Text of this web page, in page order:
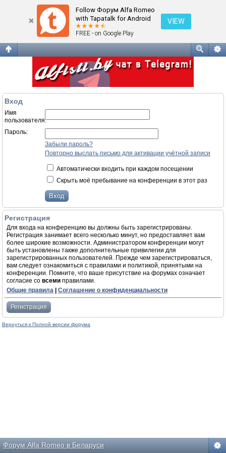
Follow Форум Alfa Romeo
with Tapatalk for Android
FREE - on Google Play
VIEW
Вход
Имя
пользователя:
Пароль:
Забыли пароль?
Повторно выслать письмо для активации учётной записи
Автоматически входить при каждом посещении
Скрыть моё пребывание на конференции в этот раз
Регистрация
Для входа на конференцию вы должны быть зарегистрированы.
Регистрация занимает всего несколько минут, но предоставляет вам
более широкие возможности. Администратором конференции могут
быть установлены также дополнительные привилегии для
зарегистрированных пользователей. Прежде чем зарегистрироваться,
вам следует ознакомиться с правилами и политикой, принятыми на
конференции. Помните, что ваше присутствие на форумах означает
согласие со всеми правилами.
Общие правила
Соглашение о конфиденциальности
Регистрация
Вернуться к Полной версии форума
Форум Alfa Romeo в Беларуси